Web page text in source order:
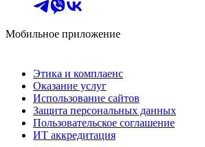
Мобильное приложение
Этика и комплаенс
Оказание услуг
Использование сайтов
Защита персональных данных
Пользовательское соглашение
ИТ аккредитация